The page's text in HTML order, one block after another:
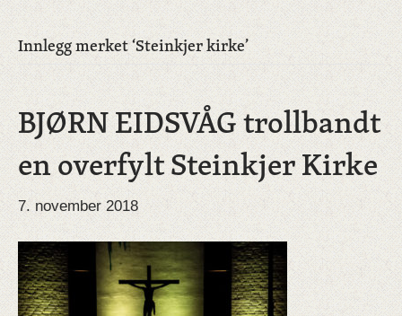
Innlegg merket ‘Steinkjer kirke’
BJØRN EIDSVÅG trollbandt
en overfylt Steinkjer Kirke
7. november 2018